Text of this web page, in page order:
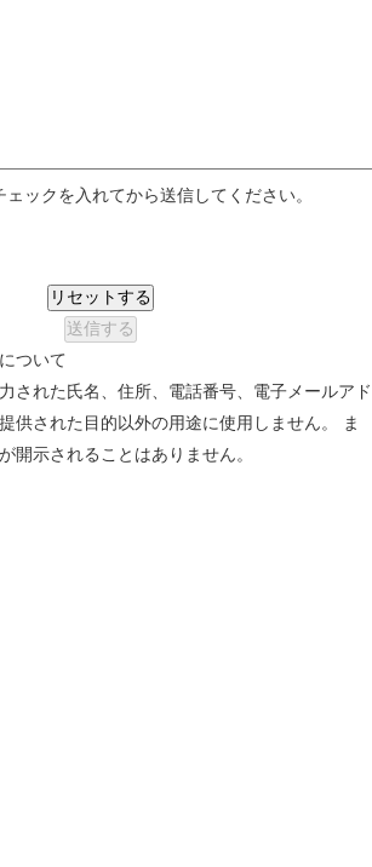
ックを入れてから送信してください。
ついて
された氏名、住所、電話番号、電子メールアド
供された目的以外の用途に使用しません。 ま
開示されることはありません。